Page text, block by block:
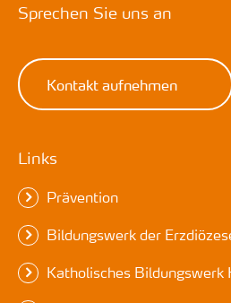
Sprechen Sie uns an
Kontakt aufnehmen
Links
Prävention
Bildungswerk der
Katholisches Bildungswerk